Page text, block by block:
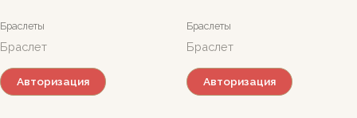
Браслеты
Браслет
Авторизация
Браслеты
Браслет
Авторизация